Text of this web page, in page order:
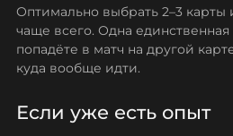
Оптимально выбрать 2–3 карты
чаще всего. Одна
попадёте в матч на другой
куда вообще идти.
Если уже есть опыт